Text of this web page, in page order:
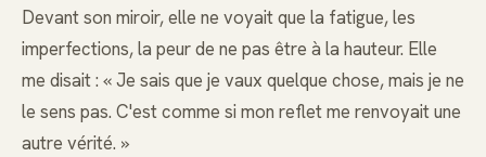
Devant son miroir, elle ne voyait que la fatigue, les
imperfections, la peur de ne pas être à la hauteur. Elle
me disait : « Je sais que je vaux quelque chose, mais je ne
le sens pas. C'est comme si mon reflet me renvoyait une
autre vérité. »